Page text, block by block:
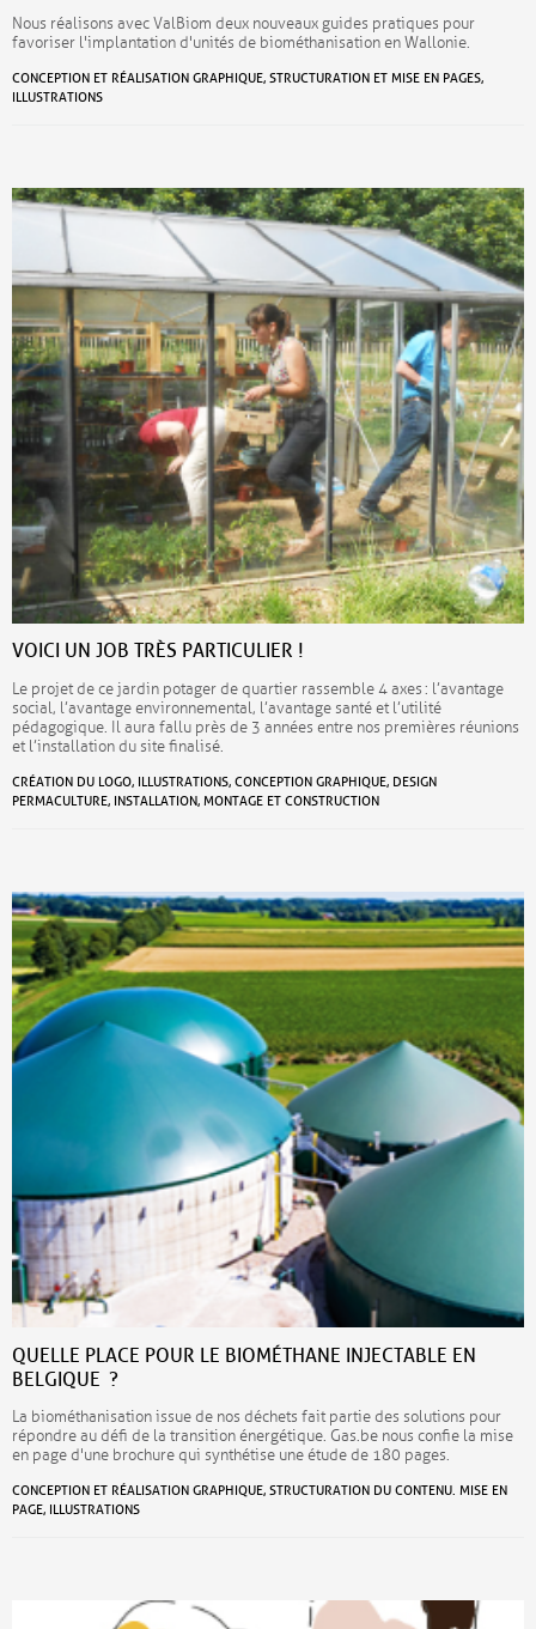
Nous réalisons avec ValBiom deux nouveaux guides pratiques pour
favoriser l'implantation d'unités de biométhanisation en Wallonie.
CONCEPTION ET RÉALISATION GRAPHIQUE, STRUCTURATION ET MISE EN PAGES,
ILLUSTRATIONS
VOICI UN JOB TRÈS PARTICULIER !
Le projet de ce jardin potager de quartier rassemble 4 axes : l’avantage
social, l’avantage environnemental, l’avantage santé et l’utilité
pédagogique. Il aura fallu près de 3 années entre nos premières réunions
et l’installation du site finalisé.
CRÉATION DU LOGO, ILLUSTRATIONS, CONCEPTION GRAPHIQUE, DESIGN
PERMACULTURE, INSTALLATION, MONTAGE ET CONSTRUCTION
QUELLE PLACE POUR LE BIOMÉTHANE INJECTABLE EN
BELGIQUE ?
La biométhanisation issue de nos déchets fait partie des solutions pour
répondre au défi de la transition énergétique. Gas.be nous confie la mise
en page d'une brochure qui synthétise une étude de 180 pages.
CONCEPTION ET RÉALISATION GRAPHIQUE, STRUCTURATION DU CONTENU. MISE EN
PAGE, ILLUSTRATIONS